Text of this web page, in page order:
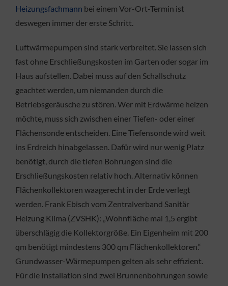
Heizungsfachmann bei einem Vor-Ort-Termin ist
deswegen immer der erste Schritt.
Luftwärmepumpen sind stark verbreitet. Sie lassen sich
fast ohne Erschließungskosten im Garten oder sogar im
Haus aufstellen. Dabei muss auf den Schallschutz
geachtet werden, um niemanden durch die
Betriebsgeräusche zu stören. Wer mit Erdwärme heizen
möchte, muss sich zwischen einer Tiefen- oder einer
Flächensonde entscheiden. Eine Tiefensonde wird weit
ins Erdreich hinabgelassen. Dafür wird nur wenig Platz
benötigt, durch die tiefen Bohrungen sind die
Erschließungskosten relativ hoch. Alternativ können
Flächenkollektoren waagerecht in der Erde verlegt
werden. Frank Ebisch vom Zentralverband Sanitär
Heizung Klima (ZVSHK): „Wohnfläche mal 1,5 ergibt
überschlägig die Kollektorgröße. Ein Eigenheim mit 200
qm benötigt mindestens 300 qm Flächenkollektoren.“
Grundwasser-Wärmepumpen gelten als sehr effizient.
Für die Installation sind zwei Brunnenbohrungen sowie